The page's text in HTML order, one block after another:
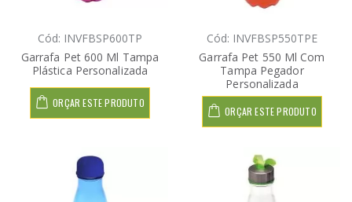
Cód: INVFBSP600TP
Garrafa Pet 600 Ml Tampa
Plástica Personalizada
ORÇAR ESTE PRODUTO
Cód: INVFBSP550TPE
Garrafa Pet 550 Ml Com
Tampa Pegador
Personalizada
ORÇAR ESTE PRODUTO